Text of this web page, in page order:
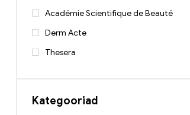
Académie Scientifique de Beauté
Derm Acte
Thesera
Kategooriad